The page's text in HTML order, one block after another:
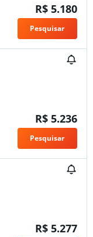
R$ 5.180
Pesquisar
R$ 5.236
Pesquisar
R$ 5.277